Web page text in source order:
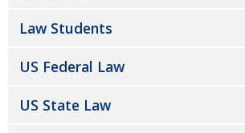
Law Students
US Federal Law
US State Law